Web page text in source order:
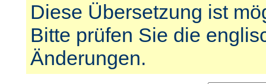
Diese Übersetzung ist
Bitte prüfen Sie die
Änderungen.